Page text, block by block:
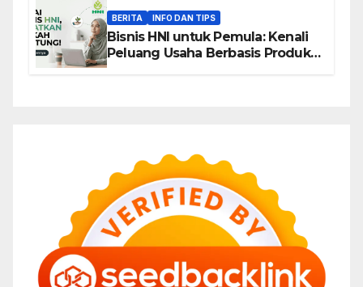
BERITA INFO DAN TIPS
Bisnis HNI untuk Pemula: Kenali
Peluang Usaha Berbasis Produk,